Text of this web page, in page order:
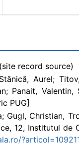
record source)
Aurel;
Panait,
PUG]
Gugl, Christian,
12, Institutul de